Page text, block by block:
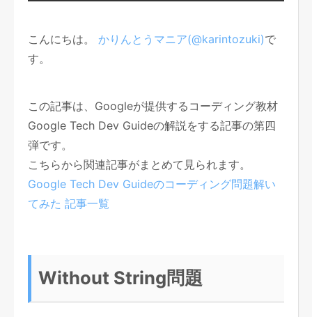
こんにちは。 かりんとうマニア(@karintozuki)で
す。
この記事は、Googleが提供するコーディング教材
Google Tech Dev Guideの解説をする記事の第四
弾です。
こちらから関連記事がまとめて見られます。
Google Tech Dev Guideのコーディング問題解い
てみた 記事一覧
Without String問題